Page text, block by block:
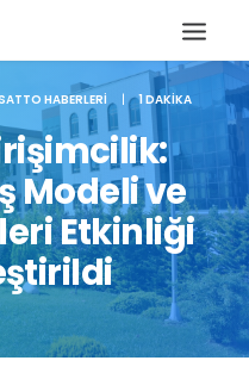
HABERLERI | 1 DAKIKA
Modeli ve
Etkinliği